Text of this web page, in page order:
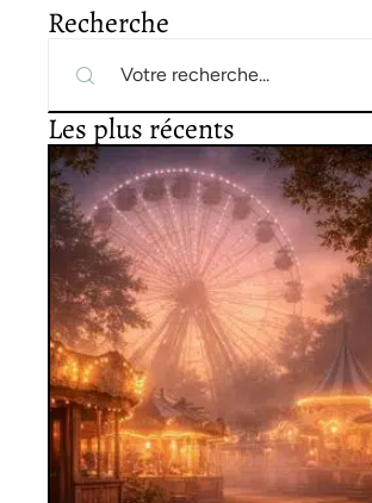
Recherche
Les plus récents